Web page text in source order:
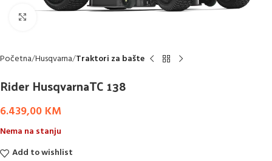
Početna Husqvarna Traktori za bašte
Rider HusqvarnaTC 138
6.439,00 KM
Nema na stanju
Add to wishlist